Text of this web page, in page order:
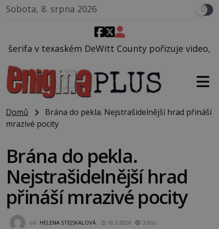
Sobota, 8. srpna 2026
County pořizuje video, na kterém před jeho
Domů
Brána do pekla. Nejstrašidelnější hrad přináší
mrazivé pocity
Brána do pekla.
Nejstrašidelnější hrad
přináší mrazivé pocity
od HELENA STEJSKALOVÁ 10.5.2026 3.0tis